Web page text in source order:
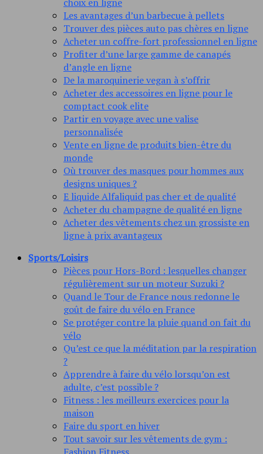
choix en ligne
Les avantages d’un barbecue à pellets
Trouver des pièces auto pas chères en ligne
Acheter un coffre-fort professionnel en ligne
Profiter d’une large gamme de canapés
d’angle en ligne
De la maroquinerie vegan à s’offrir
Acheter des accessoires en ligne pour le
comptact cook elite
Partir en voyage avec une valise
personnalisée
Vente en ligne de produits bien-être du
monde
Où trouver des masques pour hommes aux
designs uniques ?
E liquide Alfaliquid pas cher et de qualité
Acheter du champagne de qualité en ligne
Acheter des vêtements chez un grossiste en
ligne à prix avantageux
Sports/Loisirs
Pièces pour Hors-Bord : lesquelles changer
régulièrement sur un moteur Suzuki ?
Quand le Tour de France nous redonne le
goût de faire du vélo en France
Se protéger contre la pluie quand on fait du
vélo
Qu’est ce que la méditation par la respiration
?
Apprendre à faire du vélo lorsqu’on est
adulte, c’est possible ?
Fitness : les meilleurs exercices pour la
maison
Faire du sport en hiver
Tout savoir sur les vêtements de gym :